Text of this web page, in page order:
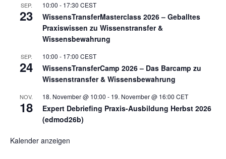
SEP.
23
10:00 - 17:30 CEST
WissensTransferMasterclass 2026 – Geballtes
Praxiswissen zu Wissenstransfer &
Wissensbewahrung
SEP.
24
10:00 - 17:00 CEST
WissensTransferCamp 2026 – Das Barcamp zu
Wissenstransfer & Wissensbewahrung
NOV.
18
18. November @ 10:00 - 19. November @ 16:00 CET
Expert Debriefing Praxis-Ausbildung Herbst 2026
(edmod26b)
Kalender anzeigen